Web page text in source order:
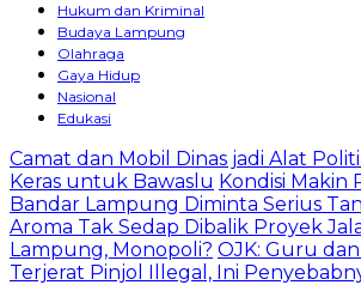
Hukum dan Kriminal
Budaya Lampung
Olahraga
Gaya Hidup
Nasional
Edukasi
Camat dan Mobil Dinas jadi Alat
Keras untuk Bawaslu Kondisi Makin
Bandar Lampung Diminta Serius
Aroma Tak Sedap Dibalik Proyek
Lampung, Monopoli? OJK: Guru
Terjerat Pinjol Illegal, Ini